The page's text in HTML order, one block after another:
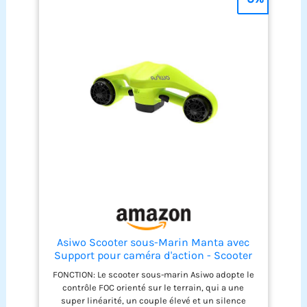
Asiwo Scooter sous-Marin Manta avec
Support pour caméra d'action - Scooter
Marin à Deux Moteurs étanche pour la
plongée, la Natation, la plongée avec
Tuba (Vert)
FONCTION: Le scooter sous-marin Asiwo adopte le
contrôle FOC orienté sur le terrain, qui a une
super linéarité, un couple élevé et un silence